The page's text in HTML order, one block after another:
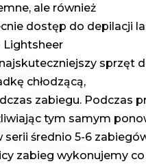
ale również
dostęp do depilacji
Lightsheer
sprzęt
chłodzącą,
zabiegu. Podczas
tym samym
średnio 5-6
zabieg wykonujemy